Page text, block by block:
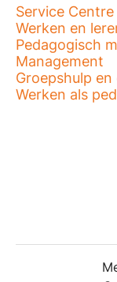
Service Centre
Werken en
Pedagogisch
Management
Groepshulp
Werken als